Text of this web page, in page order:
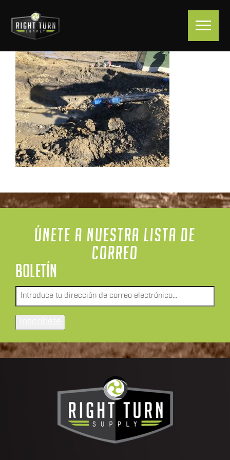
ÚNETE A NUESTRA LISTA DE
CORREO
BOLETÍN
Envía
un
correo
electrónico
a*